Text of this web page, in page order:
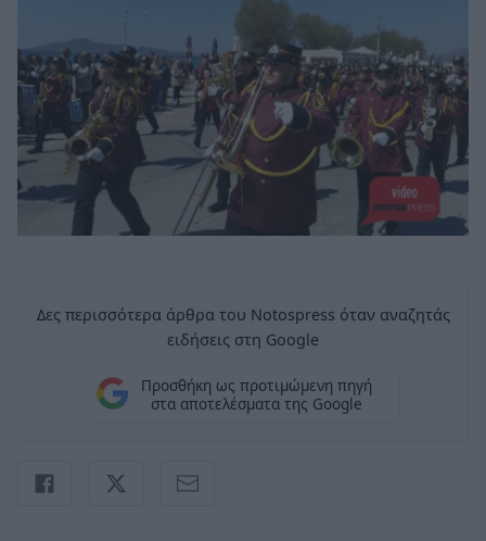
Δες περισσότερα άρθρα του Notospress όταν αναζητάς
ειδήσεις στη Google
Προσθήκη ως προτιμώμενη πηγή
στα αποτελέσματα της Google